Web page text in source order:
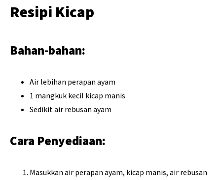
Resipi Kicap
Bahan-bahan:
Air lebihan perapan ayam
1 mangkuk kecil kicap manis
Sedikit air rebusan ayam
Cara Penyediaan:
Masukkan air perapan ayam, kicap manis, air rebusan